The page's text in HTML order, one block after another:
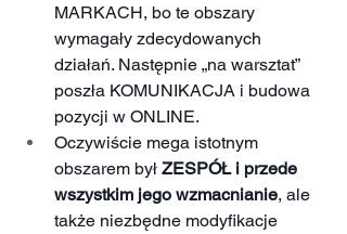
MARKACH, bo te obszary
wymagały zdecydowanych
działań. Następnie „na warsztat”
poszła KOMUNIKACJA i budowa
pozycji w ONLINE.
Oczywiście mega istotnym
obszarem był ZESPÓŁ i przede
wszystkim jego wzmacnianie, ale
także niezbędne modyfikacje